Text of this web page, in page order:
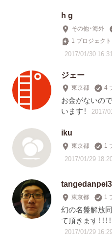
h g
その他・海外
1 プロジェク
2017/01/30 16:31
ジェー
東京都 4
お金がないの
います！
2017/
iku
東京都 1
2017/01/29
東京都 1
幻の名盤解放
て頂きます！！！
2017/01/29